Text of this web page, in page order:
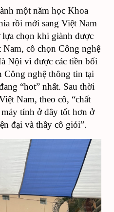
một năm học Khoa
rồi mới sang Việt Nam
chọn khi giành được
cô chọn Công nghệ
Nội vì được các tiền bối
Công nghệ thông tin tại
“hot” nhất. Sau thời
Nam, theo cô, “chất
tính ở đây tốt hơn ở
đại và thầy cô giỏi”.